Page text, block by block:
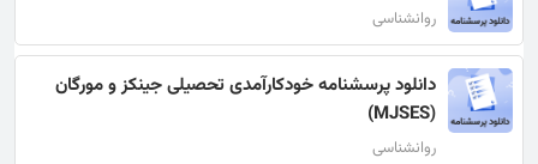
روانشناسی
دانلود پرسشنامه خودکارآمدی تحصیلی جينکز و مورگان
(MJSES)
روانشناسی